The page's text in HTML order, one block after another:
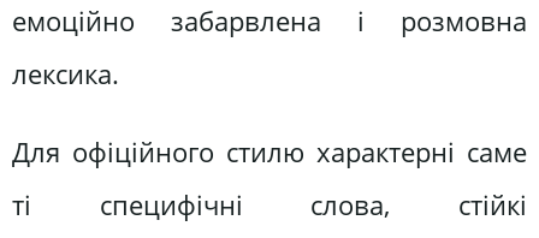
емоційно забарвлена і розмовна
лексика.
Для офіційного стилю характерні саме
ті специфічні слова, стійкі